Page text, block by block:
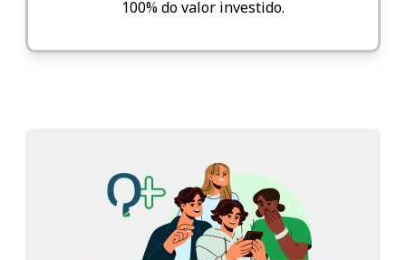
100% do valor investido.